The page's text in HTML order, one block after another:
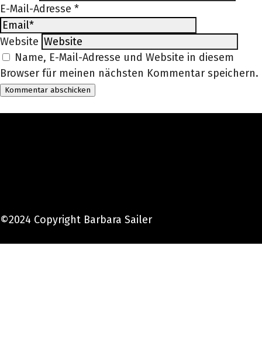
E-Mail-Adresse *
Website
Name, E-Mail-Adresse und Website in diesem
Browser für meinen nächsten Kommentar speichern.
©2024 Copyright Barbara Sailer